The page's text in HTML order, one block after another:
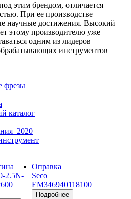
этим брендом, отличается
При ее производстве
научные достижения. Высокий
этому производителю уже
одним из лидеров
инструментов
фрезы
каталог
2.5N-
Оправка
Seco
EM346940118100